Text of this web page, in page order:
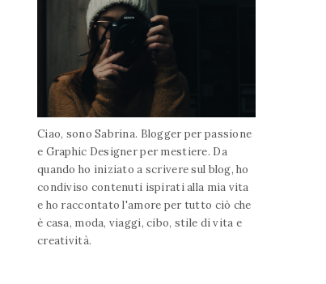
Ciao, sono Sabrina. Blogger per passione
e Graphic Designer per mestiere. Da
quando ho iniziato a scrivere sul blog, ho
condiviso contenuti ispirati alla mia vita
e ho raccontato l'amore per tutto ciò che
è casa, moda, viaggi, cibo, stile di vita e
creatività.